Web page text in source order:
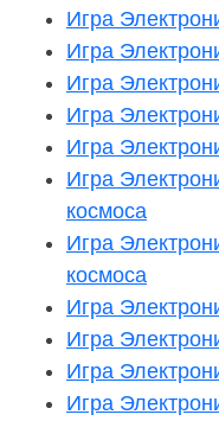
Игра
Игра
Игра
Игра
Игра
Игра
космоса
Игра
космоса
Игра
Игра
Игра
Игра